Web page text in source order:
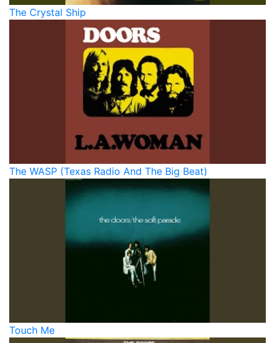
The Crystal Ship
The WASP (Texas Radio And The Big Beat)
Touch Me